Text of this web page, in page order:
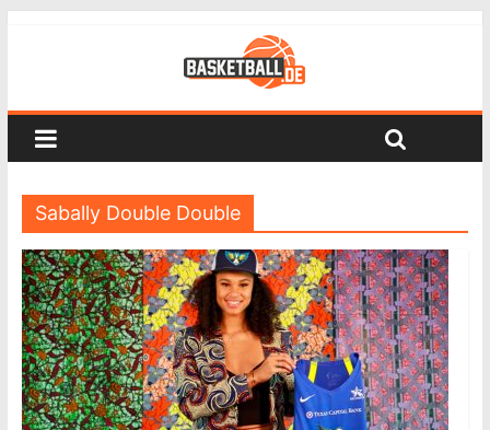
Sabally Double Double